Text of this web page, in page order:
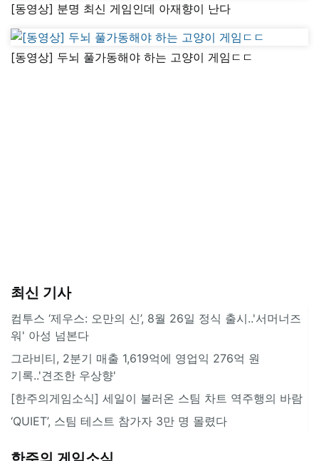
[동영상] 분명 최신 게임인데 아재향이 난다
[동영상] 두뇌 풀가동해야 하는 고양이 게임ㄷㄷ
최신 기사
컴투스 ‘제우스: 오만의 신’, 8월 26일 정식 출시..'서머너즈
워' 아성 넘본다
그라비티, 2분기 매출 1,619억에 영업익 276억 원
기록..'견조한 우상향'
[한주의게임소식] 세일이 불러온 스팀 차트 역주행의 바람
‘QUIET’, 스팀 테스트 참가자 3만 명 몰렸다